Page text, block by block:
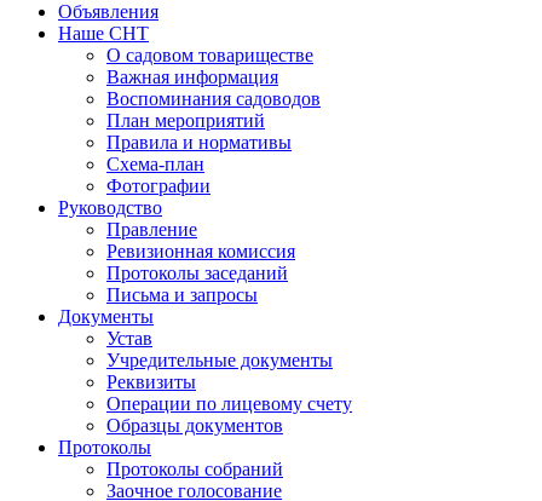
Объявления
Наше СНТ
О садовом товариществе
Важная информация
Воспоминания садоводов
План мероприятий
Правила и нормативы
Схема-план
Фотографии
Руководство
Правление
Ревизионная комиссия
Протоколы заседаний
Письма и запросы
Документы
Устав
Учредительные документы
Реквизиты
Операции по лицевому счету
Образцы документов
Протоколы
Протоколы собраний
Заочное голосование